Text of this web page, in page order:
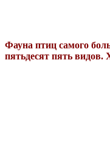
Фауна птиц самого
пятьдесят пять